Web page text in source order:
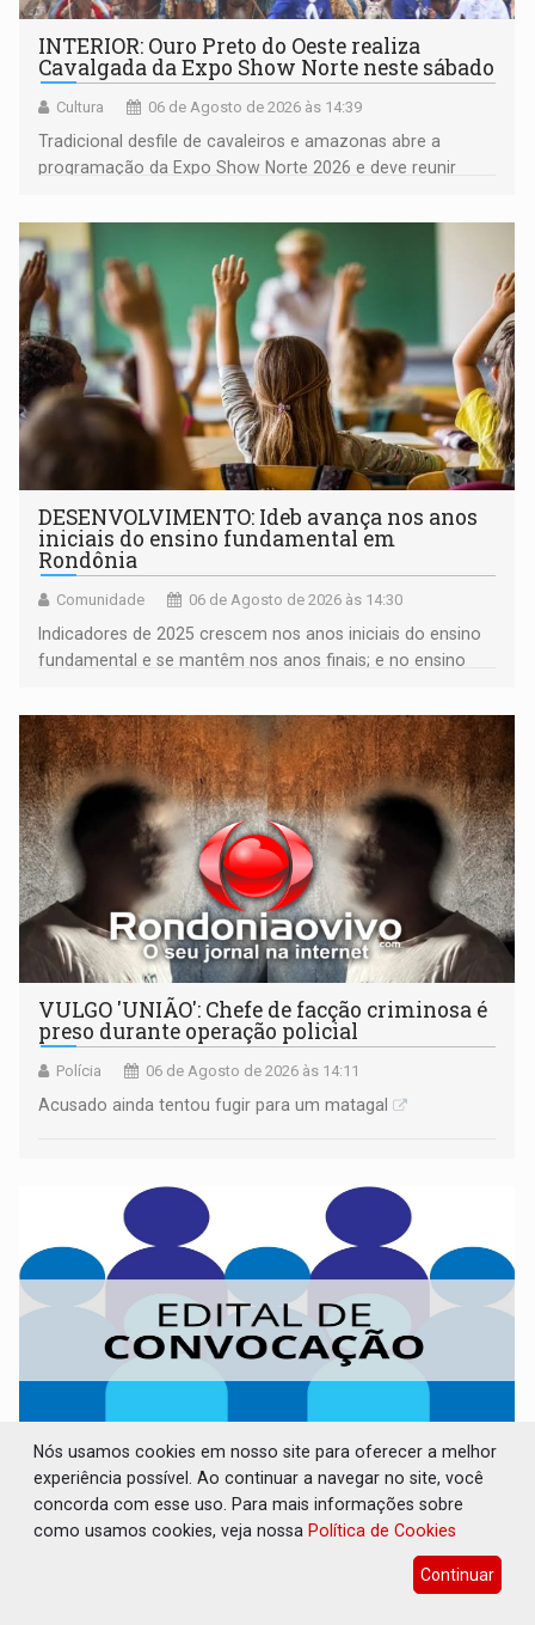
INTERIOR: Ouro Preto do Oeste realiza
Cavalgada da Expo Show Norte neste sábado
Cultura 06 de Agosto de 2026 às 14:39
Tradicional desfile de cavaleiros e amazonas abre a
programação da Expo Show Norte 2026 e deve reunir
DESENVOLVIMENTO: Ideb avança nos anos
iniciais do ensino fundamental em
Rondônia
Comunidade 06 de Agosto de 2026 às 14:30
Indicadores de 2025 crescem nos anos iniciais do ensino
fundamental e se mantêm nos anos finais; e no ensino
VULGO 'UNIÃO': Chefe de facção criminosa é
preso durante operação policial
Polícia 06 de Agosto de 2026 às 14:11
Acusado ainda tentou fugir para um matagal
CONVOCAÇÃO DAS ELEIÇÕES: SEATER/RO
Publicações Legais 06 de Agosto de 2026 às 14:07
Nós usamos cookies em nosso site para oferecer a melhor
experiência possível. Ao continuar a navegar no site, você
concorda com esse uso. Para mais informações sobre
como usamos cookies, veja nossa Política de Cookies
Continuar